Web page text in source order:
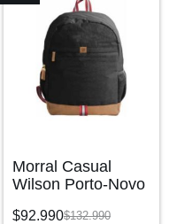
Morral Casual
Wilson Porto-Novo
$132.990
$92.990